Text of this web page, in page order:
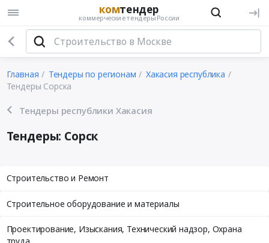
комтендер
коммерческие тендеры России
Главная Тендеры по регионам
Хакасия республика
Тендеры Сорска
Тендеры республики Хакасия
Тендеры: Сорск
Строительство и Ремонт
Строительное оборудование и материалы
Проектирование, Изыскания, Технический надзор, Охрана